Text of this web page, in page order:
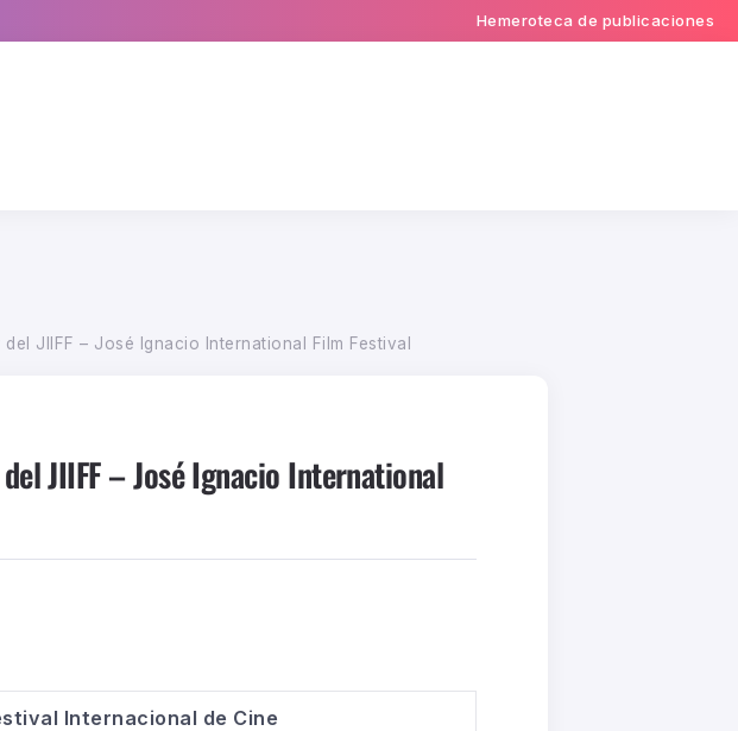
Hemeroteca de publicaciones
JIIFF – José Ignacio International Film Festival
JIIFF – José Ignacio International
Internacional de Cine